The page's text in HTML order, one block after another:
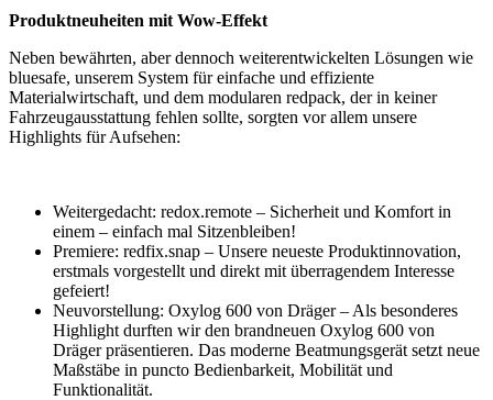
Produktneuheiten mit Wow-Effekt
Neben bewährten, aber dennoch weiterentwickelten Lösungen wie
bluesafe, unserem System für einfache und effiziente
Materialwirtschaft, und dem modularen redpack, der in keiner
Fahrzeugausstattung fehlen sollte, sorgten vor allem unsere
Highlights für Aufsehen:
Weitergedacht: redox.remote – Sicherheit und Komfort in
einem – einfach mal Sitzenbleiben!
Premiere: redfix.snap – Unsere neueste Produktinnovation,
erstmals vorgestellt und direkt mit überragendem Interesse
gefeiert!
Neuvorstellung: Oxylog 600 von Dräger – Als besonderes
Highlight durften wir den brandneuen Oxylog 600 von
Dräger präsentieren. Das moderne Beatmungsgerät setzt neue
Maßstäbe in puncto Bedienbarkeit, Mobilität und
Funktionalität.